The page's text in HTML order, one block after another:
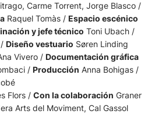
Carme Torrent, Jorge Blasco /
Raquel Tomàs / Espacio escénico
y jefe técnico Toni Ubach /
Diseño vestuario Søren Linding
Vivero / Documentación gráfica
/ Producción Anna Bohigas /
Flors / Con la colaboración Graner
Arts del Moviment, Cal Gassol